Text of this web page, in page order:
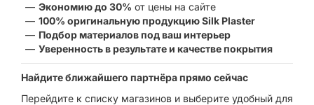
Экономию до 30% от цены на сайте
100% оригинальную продукцию Silk Plaster
Подбор материалов под ваш интерьер
Уверенность в результате и качестве покрытия
Найдите ближайшего партнёра прямо сейчас
Перейдите к списку магазинов и выберите удобный для